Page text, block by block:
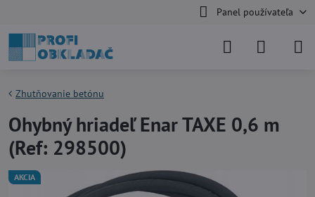
Panel používateľa
AKCIA
Zhutňovanie betónu
Ohybný hriadeľ Enar TAXE 0,6 m
(Ref: 298500)